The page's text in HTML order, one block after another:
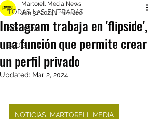
TODAS LAS ENTRADAS
NOTICIAS
BLOG
Instagram trabaja en 'flipside',
una función que permite crear
un perfil privado
Martorell Media News
Jan 31, 20241 min read
Updated: Mar 2, 2024
NOTICIAS: MARTORELL MEDIA